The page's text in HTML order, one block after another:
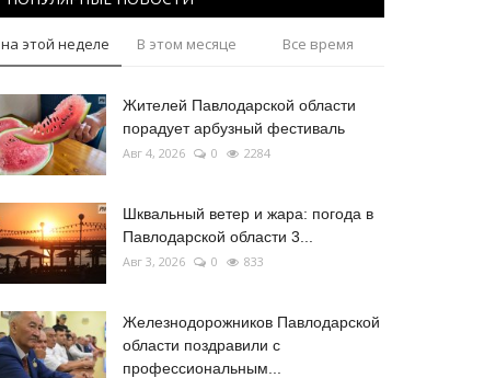
на этой неделе В этом месяце Все время
Жителей Павлодарской области
порадует арбузный фестиваль
Авг 4, 2026 0 2284
Шквальный ветер и жара: погода в
Павлодарской области 3...
Авг 3, 2026 0 833
Железнодорожников Павлодарской
области поздравили с
профессиональным...